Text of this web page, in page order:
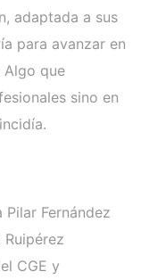
adaptada a sus
para avanzar en
Algo que
sino en
Fernández
CGE y